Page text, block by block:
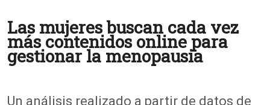
Las mujeres buscan cada vez
más contenidos online para
gestionar la menopausia
Un análisis realizado a partir de datos de